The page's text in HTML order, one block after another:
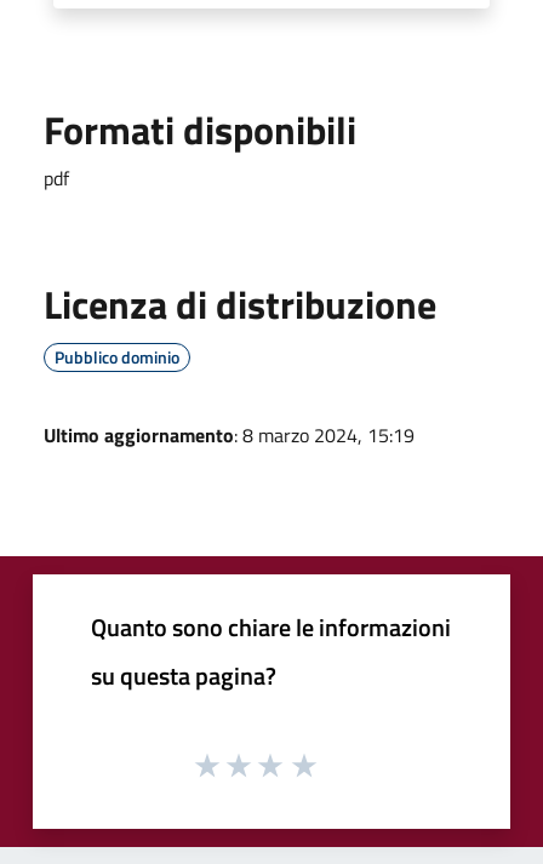
Formati disponibili
pdf
Licenza di distribuzione
Pubblico dominio
Ultimo aggiornamento: 8 marzo 2024, 15:19
Quanto sono chiare le informazioni
su questa pagina?